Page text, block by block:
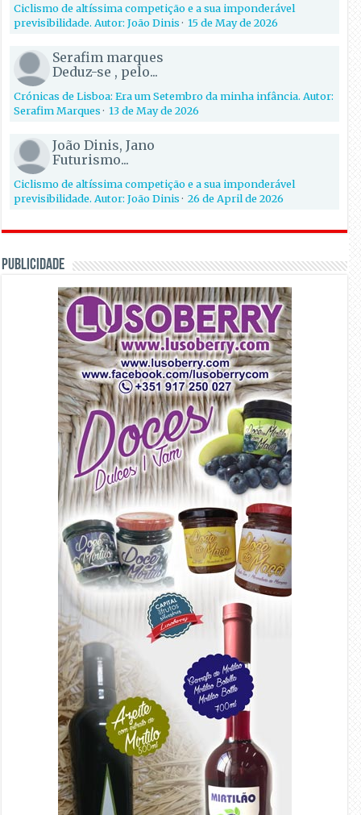
Ciclismo de altíssima competição e a sua imponderável
previsibilidade. Autor: João Dinis·15 de May de 2026
Serafim marques
Deduz-se , pelo...
Crónicas de Lisboa: Era um Setembro da minha infância. Autor:
Serafim Marques·13 de May de 2026
João Dinis, Jano
Futurismo...
Ciclismo de altíssima competição e a sua imponderável
previsibilidade. Autor: João Dinis·26 de April de 2026
PUBLICIDADE